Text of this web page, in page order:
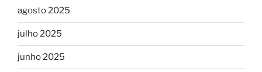
agosto 2025
julho 2025
junho 2025